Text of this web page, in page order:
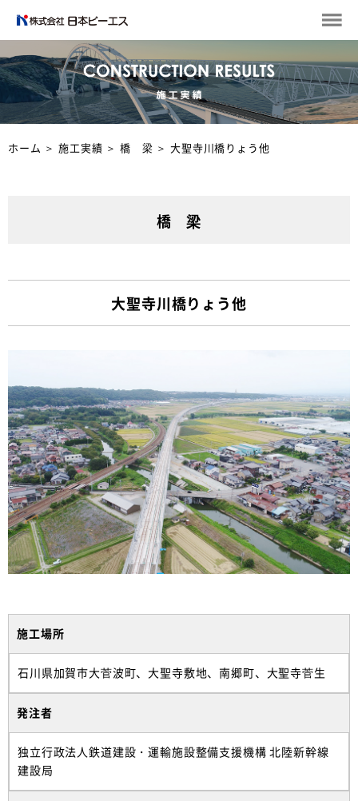
ホーム ＞施工実績 ＞ 橋 梁 ＞大聖寺川橋りょう他
橋 梁
大聖寺川橋りょう他
施工場所
石川県加賀市大菅波町、大聖寺敷地、南郷町、大聖寺菅生
発注者
独立行政法人鉄道建設・運輸施設整備支援機構 北陸新幹線
建設局